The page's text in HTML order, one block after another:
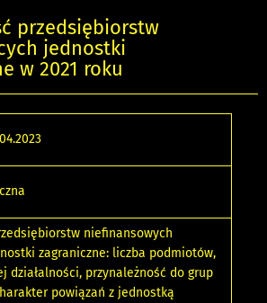
przedsiębiorstw
jednostki
w 2021 roku
niefinansowych
zagraniczne: liczba podmiotów,
działalności, przynależność do grup
powiązań z jednostką